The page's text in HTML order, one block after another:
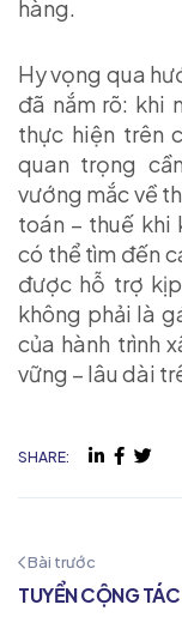
hàng.
Hy vọng qua
đã nắm rõ: khi
thực hiện trên
quan trọng
vướng mắc về
toán – thuế khi
có thể tìm đến
được hỗ trợ
không phải là
của hành trình
vững – lâu dài
SHARE:
Bài trước
TUYỂN CỘNG